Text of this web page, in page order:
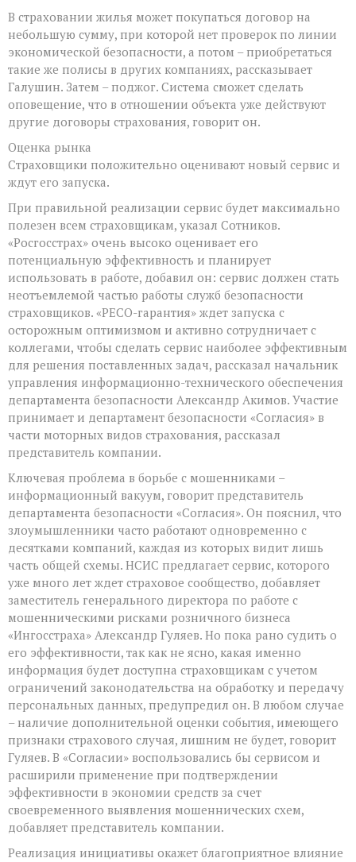
В страховании жилья может покупаться договор на
небольшую сумму, при которой нет проверок по линии
экономической безопасности, а потом – приобретаться
такие же полисы в других компаниях, рассказывает
Галушин. Затем – поджог. Система сможет сделать
оповещение, что в отношении объекта уже действуют
другие договоры страхования, говорит он.
Оценка рынка
Страховщики положительно оценивают новый сервис и
ждут его запуска.
При правильной реализации сервис будет максимально
полезен всем страховщикам, указал Сотников.
«Росгосстрах» очень высоко оценивает его
потенциальную эффективность и планирует
использовать в работе, добавил он: сервис должен стать
неотъемлемой частью работы служб безопасности
страховщиков. «РЕСО-гарантия» ждет запуска с
осторожным оптимизмом и активно сотрудничает с
коллегами, чтобы сделать сервис наиболее эффективным
для решения поставленных задач, рассказал начальник
управления информационно-технического обеспечения
департамента безопасности Александр Акимов. Участие
принимает и департамент безопасности «Согласия» в
части моторных видов страхования, рассказал
представитель компании.
Ключевая проблема в борьбе с мошенниками –
информационный вакуум, говорит представитель
департамента безопасности «Согласия». Он пояснил, что
злоумышленники часто работают одновременно с
десятками компаний, каждая из которых видит лишь
часть общей схемы. НСИС предлагает сервис, которого
уже много лет ждет страховое сообщество, добавляет
заместитель генерального директора по работе с
мошенническими рисками розничного бизнеса
«Ингосстраха» Александр Гуляев. Но пока рано судить о
его эффективности, так как не ясно, какая именно
информация будет доступна страховщикам с учетом
ограничений законодательства на обработку и передачу
персональных данных, предупредил он. В любом случае
– наличие дополнительной оценки события, имеющего
признаки страхового случая, лишним не будет, говорит
Гуляев. В «Согласии» воспользовались бы сервисом и
расширили применение при подтверждении
эффективности в экономии средств за счет
своевременного выявления мошеннических схем,
добавляет представитель компании.
Реализация инициативы окажет благоприятное влияние